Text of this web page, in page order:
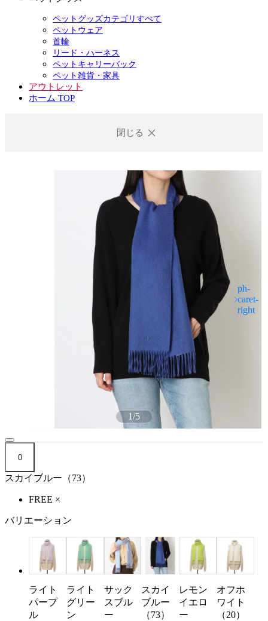
ペットグッズカテゴリすべて
ペットウェア
首輪
リード・ハーネス
ペットキャリーバック
ペット雑貨・家具
アウトレット
ホーム TOP
閉じる
1/5
0
スカイブルー（73）
FREE ×
バリエーション
ライト
パープ
ル
ライト
グリー
ン
サック
スブル
ー
スカイ
ブルー
（73）
レモン
イエロ
ー
オフホ
ワイト
（20）